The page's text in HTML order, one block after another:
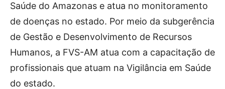
Saúde do Amazonas e atua no monitoramento
de doenças no estado. Por meio da subgerência
de Gestão e Desenvolvimento de Recursos
Humanos, a FVS-AM atua com a capacitação de
profissionais que atuam na Vigilância em Saúde
do estado.